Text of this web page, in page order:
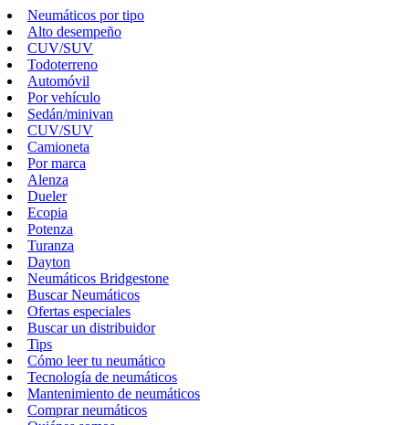
Neumáticos por tipo
Alto desempeño
CUV/SUV
Todoterreno
Automóvil
Por vehículo
Sedán/minivan
CUV/SUV
Camioneta
Por marca
Alenza
Dueler
Ecopia
Potenza
Turanza
Dayton
Neumáticos Bridgestone
Buscar Neumáticos
Ofertas especiales
Buscar un distribuidor
Tips
Cómo leer tu neumático
Tecnología de neumáticos
Mantenimiento de neumáticos
Comprar neumáticos